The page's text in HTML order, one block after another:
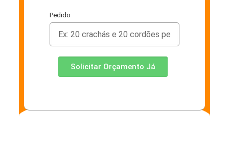
Pedido
Solicitar Orçamento Já